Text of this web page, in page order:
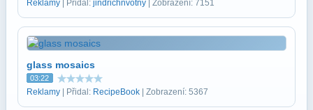
Reklamy | Přidal: jindrichnvotny | Zobrazení: 7151
glass mosaics
03:22
Reklamy | Přidal: RecipeBook | Zobrazení: 5367